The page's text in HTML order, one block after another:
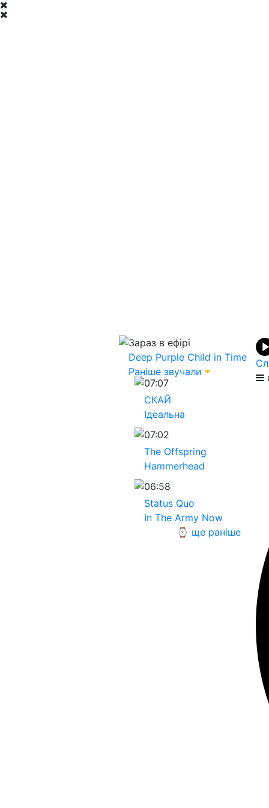
Зараз в ефірі
Deep Purple Child in Time
Раніше звучали
07:07
СКАЙ
Ідеальна
07:02
The Offspring
Hammerhead
06:58
Status Quo
In The Army Now
⌚ ще раніше